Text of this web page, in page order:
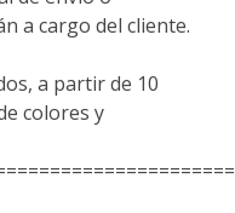
a cargo del cliente.
a partir de 10
colores y